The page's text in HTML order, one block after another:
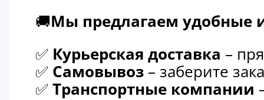
🚚Мы предлагаем удобные
✅ Курьерская доставка –
✅ Самовывоз – заберите
✅ Транспортные компании